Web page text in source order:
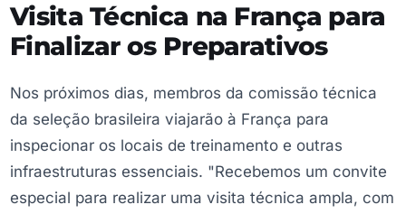
Visita Técnica na França para
Finalizar os Preparativos
Nos próximos dias, membros da comissão técnica
da seleção brasileira viajarão à França para
inspecionar os locais de treinamento e outras
infraestruturas essenciais. "Recebemos um convite
especial para realizar uma visita técnica ampla, com